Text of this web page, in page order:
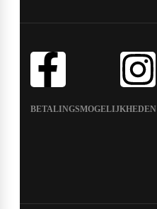
BETALINGSMOGELIJKHEDEN